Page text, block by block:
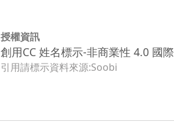
授權資訊
創用CC 姓名標示-非商業性 4.0 國際
引用請標示資料來源:Soobi